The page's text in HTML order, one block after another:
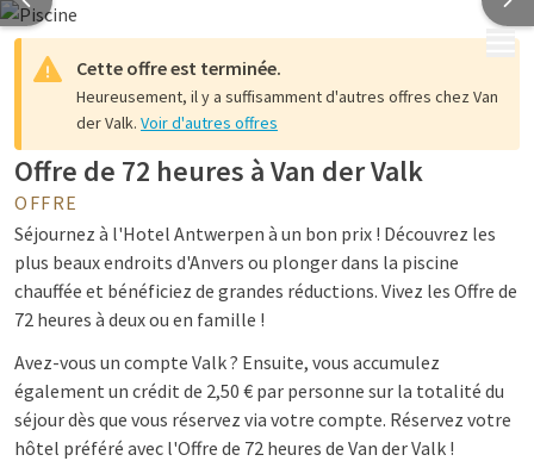
MENU
Cette offre est terminée.
Heureusement, il y a suffisamment d'autres offres chez Van
der Valk. Voir d'autres offres
Offre de 72 heures à Van der Valk
OFFRE
Séjournez à l'Hotel Antwerpen à un bon prix ! Découvrez les
plus beaux endroits d'Anvers ou plonger dans la piscine
chauffée et bénéficiez de grandes réductions. Vivez les Offre de
72 heures à deux ou en famille !
Avez-vous un compte Valk ? Ensuite, vous accumulez
également un crédit de 2,50 € par personne sur la totalité du
séjour dès que vous réservez via votre compte. Réservez votre
hôtel préféré avec l'Offre de 72 heures de Van der Valk !